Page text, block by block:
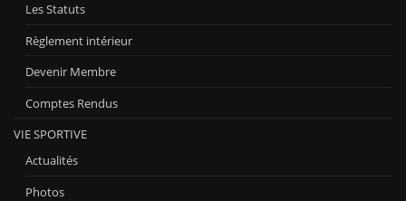
Les Statuts
Règlement intérieur
Devenir Membre
Comptes Rendus
VIE SPORTIVE
Actualités
Photos